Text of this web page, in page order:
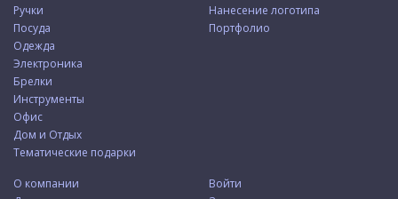
Ручки
Посуда
Одежда
Электроника
Брелки
Инструменты
Офис
Дом и Отдых
Тематические подарки
Нанесение логотипа
Портфолио
О компании
Войти